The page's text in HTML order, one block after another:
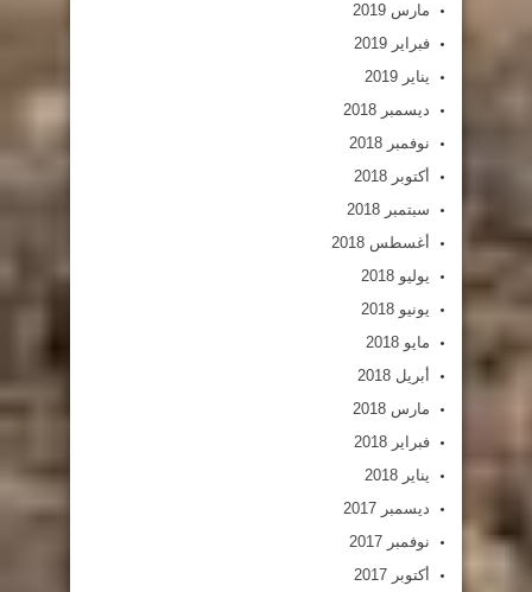
مارس 2019
فبراير 2019
يناير 2019
ديسمبر 2018
نوفمبر 2018
أكتوبر 2018
سبتمبر 2018
أغسطس 2018
يوليو 2018
يونيو 2018
مايو 2018
أبريل 2018
مارس 2018
فبراير 2018
يناير 2018
ديسمبر 2017
نوفمبر 2017
أكتوبر 2017